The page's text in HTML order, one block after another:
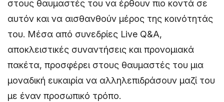
στους θαυμαστές του να έρθουν πιο κοντά σε
αυτόν και να αισθανθούν μέρος της κοινότητάς
του. Μέσα από συνεδρίες Live Q&A,
αποκλειστικές συναντήσεις και προνομιακά
πακέτα, προσφέρει στους θαυμαστές του μια
μοναδική ευκαιρία να αλληλεπιδράσουν μαζί του
με έναν προσωπικό τρόπο.